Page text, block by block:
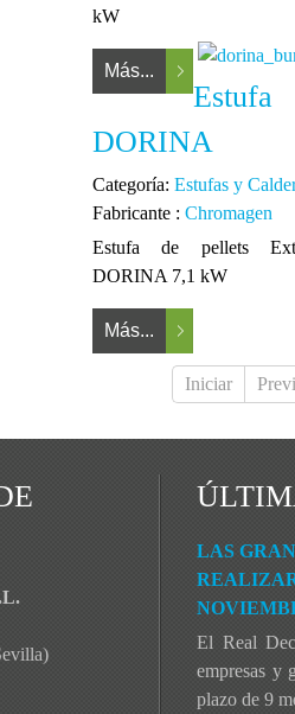
kW
Más...
Estufa
DORINA
Categoría: Estufas y
Fabricante : Chromagen
Estufa de pellets
DORINA 7,1 kW
Más...
Iniciar
LAS
El Real
empresas y
plazo de 9